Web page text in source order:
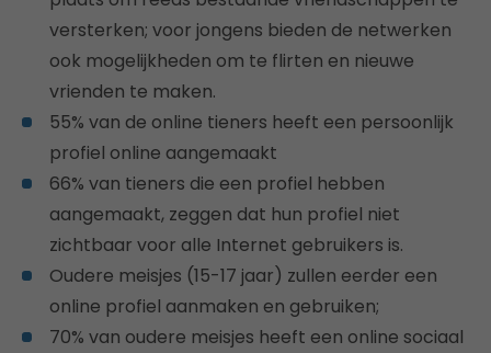
versterken; voor jongens bieden de netwerken
ook mogelijkheden om te flirten en nieuwe
vrienden te maken.
55% van de online tieners heeft een persoonlijk
profiel online aangemaakt
66% van tieners die een profiel hebben
aangemaakt, zeggen dat hun profiel niet
zichtbaar voor alle Internet gebruikers is.
Oudere meisjes (15-17 jaar) zullen eerder een
online profiel aanmaken en gebruiken;
70% van oudere meisjes heeft een online sociaal